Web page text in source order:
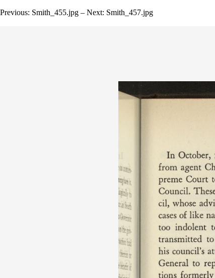
Previous: Smith_455.jpg – Next: Smith_457.jpg